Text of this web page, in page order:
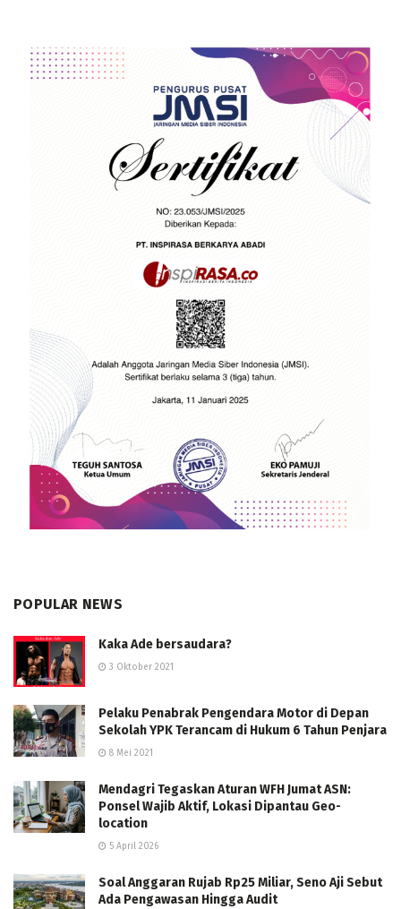
POPULAR NEWS
Kaka Ade bersaudara?
3 Oktober 2021
Pelaku Penabrak Pengendara Motor di Depan
Sekolah YPK Terancam di Hukum 6 Tahun Penjara
8 Mei 2021
Mendagri Tegaskan Aturan WFH Jumat ASN:
Ponsel Wajib Aktif, Lokasi Dipantau Geo-
location
5 April 2026
Soal Anggaran Rujab Rp25 Miliar, Seno Aji Sebut
Ada Pengawasan Hingga Audit